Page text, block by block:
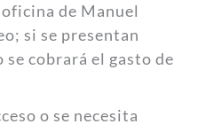
de Manuel
si se presentan
cobrará el gasto de
o se necesita